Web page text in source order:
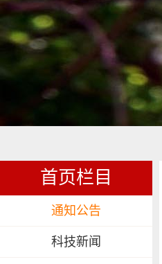
首页栏目
通知公告
科技新闻